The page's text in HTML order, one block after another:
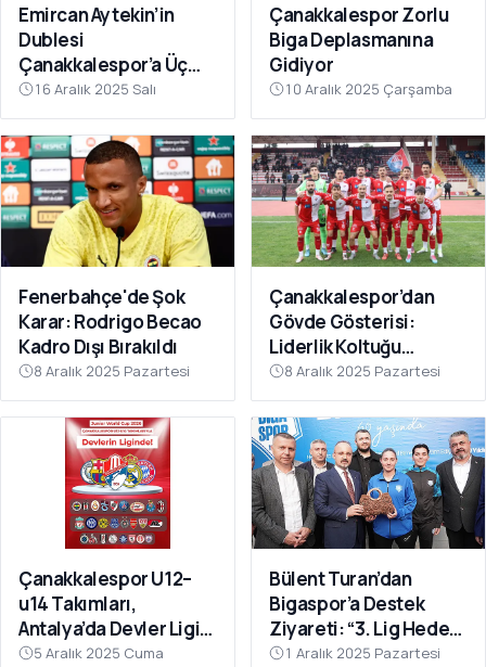
Emircan Aytekin’in
Dublesi
Çanakkalespor’a Üç
Puanı Getirdi
16 Aralık 2025 Salı
Çanakkalespor Zorlu
Biga Deplasmanına
Gidiyor
10 Aralık 2025 Çarşamba
Fenerbahçe'de Şok
Karar: Rodrigo Becao
Kadro Dışı Bırakıldı
8 Aralık 2025 Pazartesi
Çanakkalespor’dan
Gövde Gösterisi:
Liderlik Koltuğu
Bırakılmıyor!
8 Aralık 2025 Pazartesi
Çanakkalespor U12–
u14 Takımları,
Antalya’da Devler Ligi
Sahnesinde!
5 Aralık 2025 Cuma
Bülent Turan’dan
Bigaspor’a Destek
Ziyareti: “3. Lig Hedefi
Çok Yakın”
1 Aralık 2025 Pazartesi